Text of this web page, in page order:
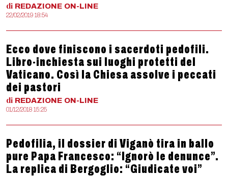
di REDAZIONE ON-LINE
22/02/2019 18:54
Ecco dove finiscono i sacerdoti pedofili.
Libro-inchiesta sui luoghi protetti del
Vaticano. Così la Chiesa assolve i peccati
dei pastori
di REDAZIONE ON-LINE
01/12/2018 15:25
Pedofilia, il dossier di Viganò tira in ballo
pure Papa Francesco: “Ignorò le denunce”.
La replica di Bergoglio: “Giudicate voi”